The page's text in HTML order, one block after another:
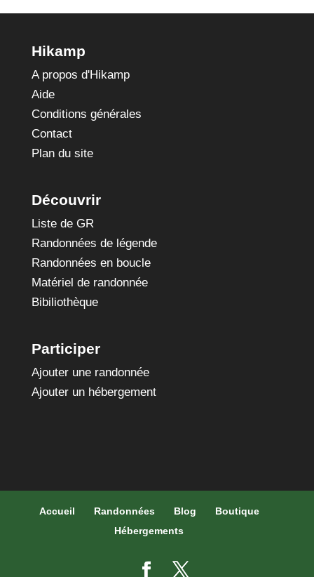
Hikamp
A propos d'Hikamp
Aide
Conditions générales
Contact
Plan du site
Découvrir
Liste de GR
Randonnées de légende
Randonnées en boucle
Matériel de randonnée
Bibiliothèque
Participer
Ajouter une randonnée
Ajouter un hébergement
Accueil Randonnées Blog
Boutique
Hébergements